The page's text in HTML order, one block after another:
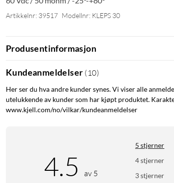
Artikkelnr: 39517 Modellnr: KLEPS 30
Produsentinformasjon
Kundeanmeldelser ( 10)
Her ser du hva andre kunder synes. Vi viser alle
utelukkende av kunder som har kjøpt produktet.
www.kjell.com/no/vilkar/kundeanmeldelser
4.5 av 5
5 stjerner
4 stjerner
3 stjerner